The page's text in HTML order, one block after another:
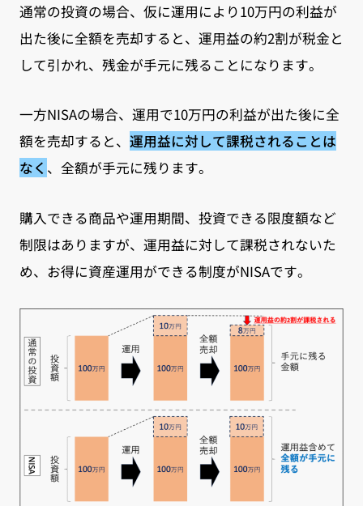
通常の投資の場合、仮に運用により10万円の利益が
出た後に全額を売却すると、運用益の約2割が税金と
して引かれ、残金が手元に残ることになります。
一方NISAの場合、運用で10万円の利益が出た後に全
額を売却すると、 運用益に対して課税されることは
なく 、全額が手元に残ります。
購入できる商品や運用期間、投資できる限度額など
制限はありますが、運用益に対して課税されないた
め、お得に資産運用ができる制度がNISAです。